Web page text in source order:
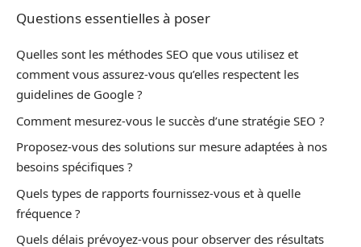
Questions essentielles à poser
Quelles sont les méthodes SEO que vous utilisez et
comment vous assurez-vous qu’elles respectent les
guidelines de Google ?
Comment mesurez-vous le succès d’une stratégie SEO ?
Proposez-vous des solutions sur mesure adaptées à nos
besoins spécifiques ?
Quels types de rapports fournissez-vous et à quelle
fréquence ?
Quels délais prévoyez-vous pour observer des résultats